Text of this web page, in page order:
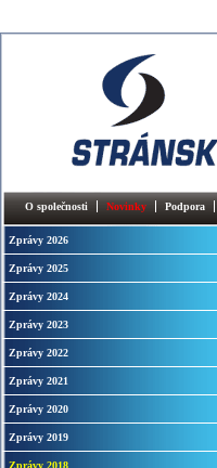
O společnosti Novinky Podpora
Zprávy 2026
Zprávy 2025
Zprávy 2024
Zprávy 2023
Zprávy 2022
Zprávy 2021
Zprávy 2020
Zprávy 2019
Zprávy 2018